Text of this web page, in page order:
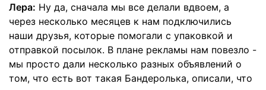
Лера: Ну да, сначала мы все делали вдвоем, а
через несколько месяцев к нам подключились
наши друзья, которые помогали с упаковкой и
отправкой посылок. В плане рекламы нам повезло -
мы просто дали несколько разных объявлений о
том, что есть вот такая Бандеролька, описали, что